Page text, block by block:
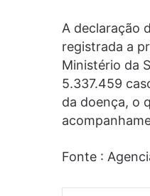
A declaração
registrada a
Ministério da
5.337.459
da doença, o
Fonte :